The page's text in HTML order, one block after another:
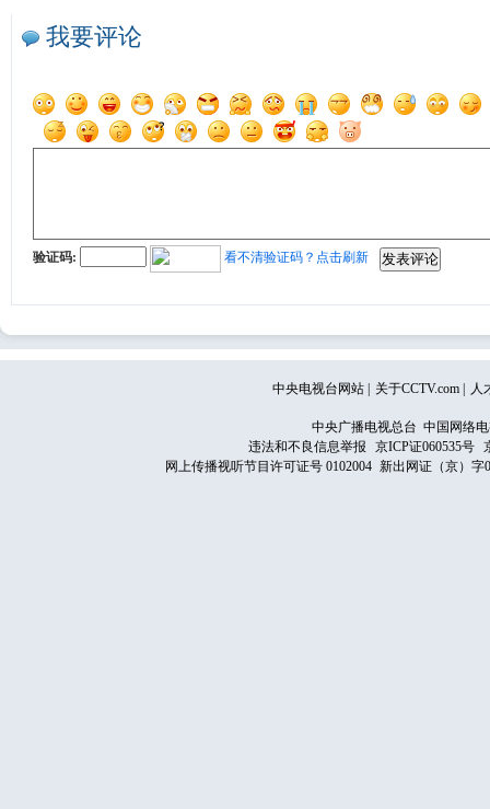
我要评论
验证码: 看不清验证码？点击刷新
中央电视台网站 关于CCTV.com 人
中央广播电视总台 中国网络
违法和不良信息举报
京ICP证060535号
网上传播视听节目许可证号 0102004 新出网证（京）